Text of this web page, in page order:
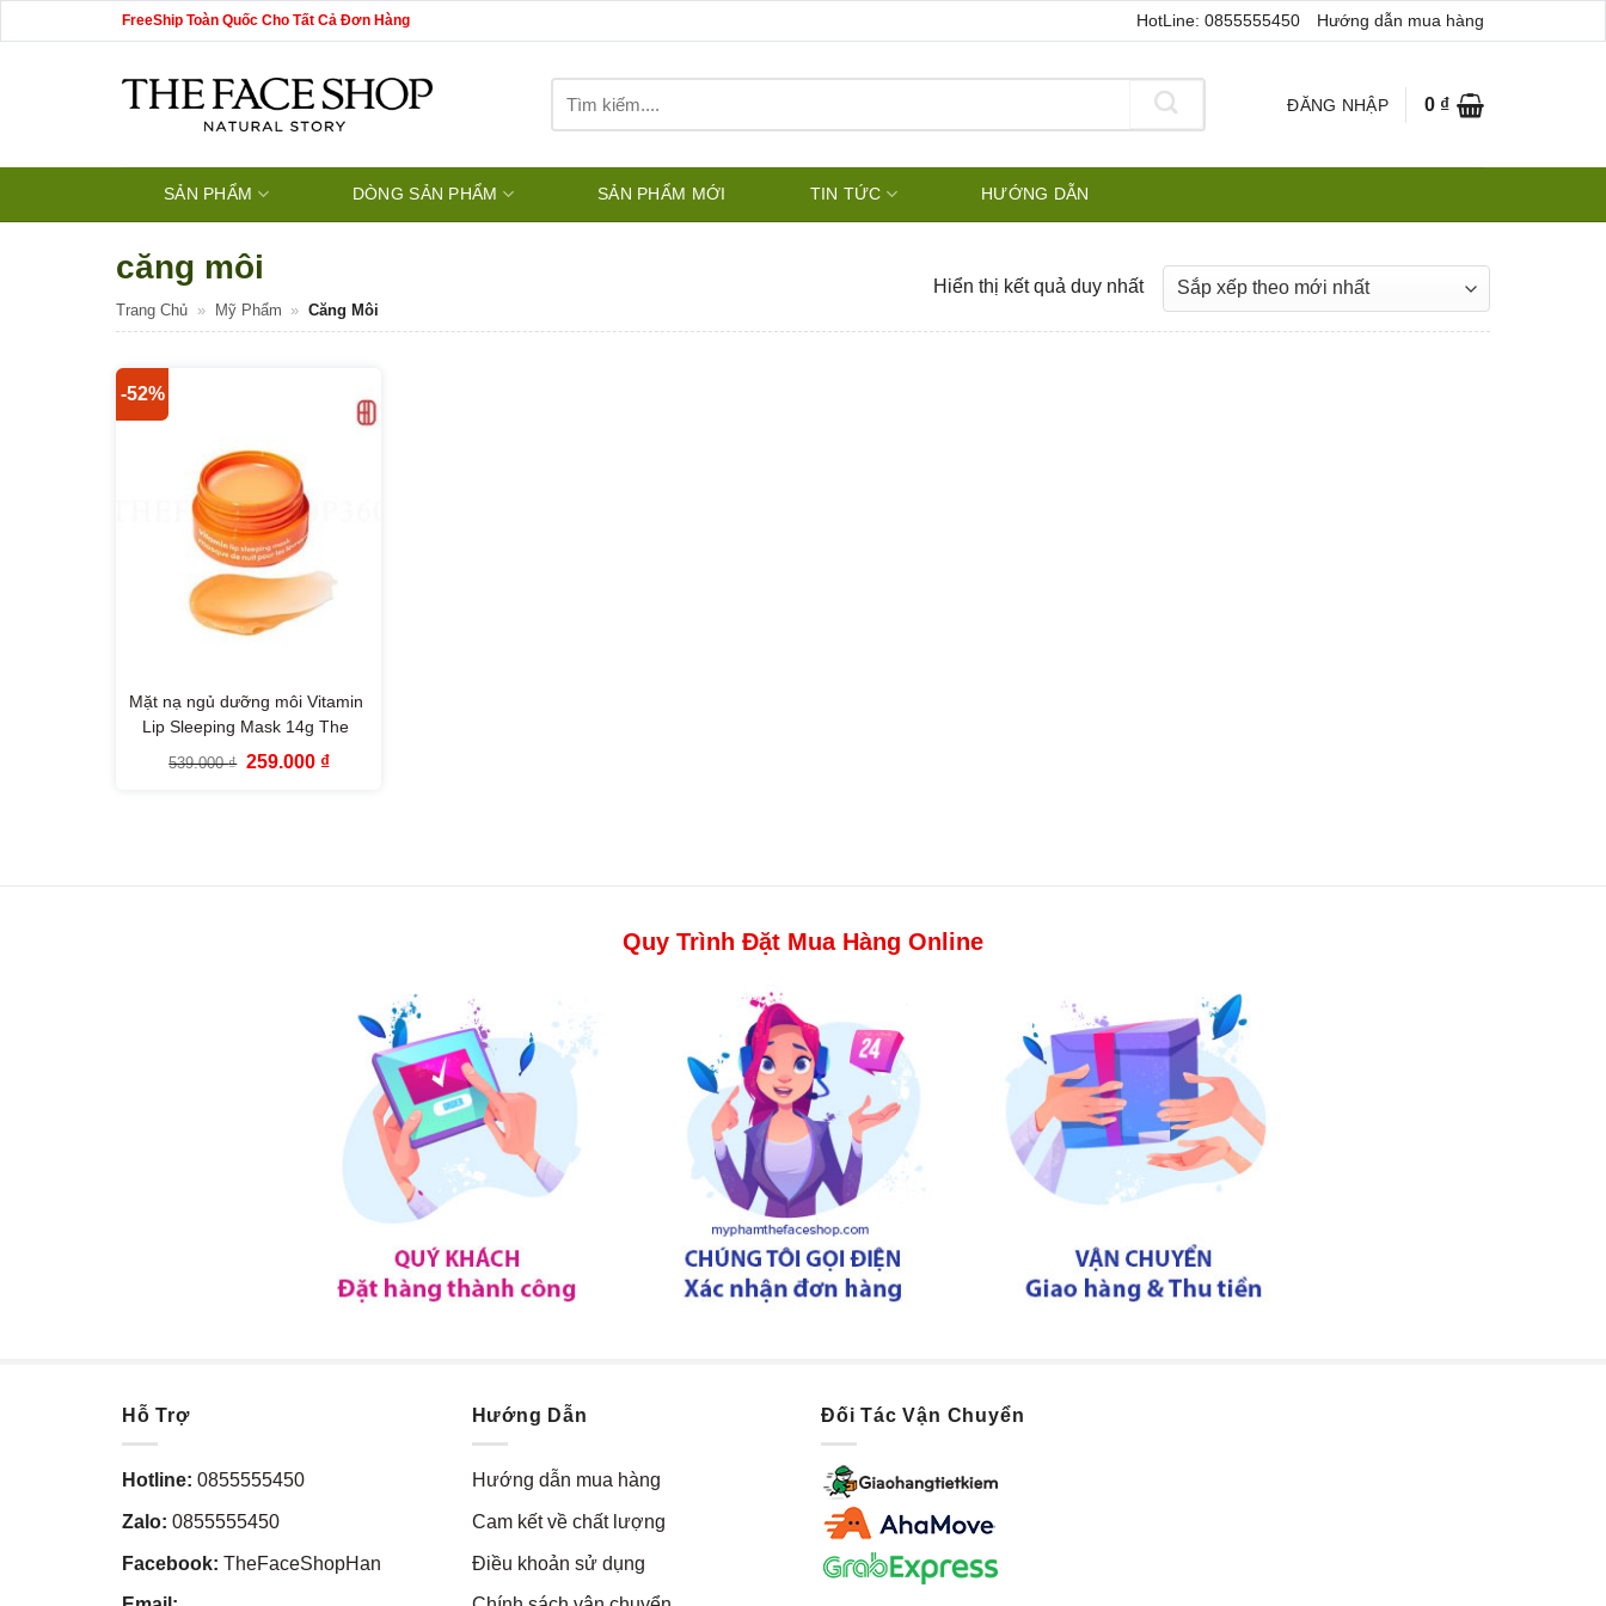
qua
FreeShip Toàn Quốc Cho Tất Cả Đơn Hàng HotLine: 0855555450 Hướng dẫn mua hàng
kiếm:
ĐĂNG NHẬP 0 ₫
SẢN PHẨM DÒNG SẢN PHẨM SẢN PHẨM MỚI TIN TỨC HƯỚNG DẪN
căng môi
Trang Chủ » Mỹ Phẩm » Căng Môi
Hiển thị kết quả duy nhất
-52%
Mặt nạ ngủ dưỡng môi Vitamin
Lip Sleeping Mask 14g The
Face Shop
539.000₫ Giá
259.000 ₫Giá
Quy Trình Đặt Mua Hàng Online
Hỗ Trợ
Hotline: 0855555450
Zalo: 0855555450
Facebook: TheFaceShopHan
Hướng Dẫn
Hướng dẫn mua hàng
Cam kết về chất lượng
Điều khoản sử dụng
Đối Tác Vận Chuyển